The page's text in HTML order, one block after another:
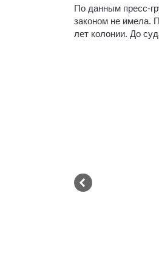
По данным пресс-
законом не имела.
лет колонии. До